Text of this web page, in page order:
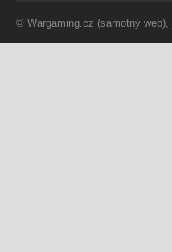
© Wargaming.cz (samotný web),